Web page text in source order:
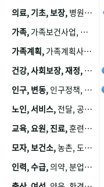
의료, 기초, 보장, 병원, 가정, 연금, 연계, 공적, 일본, 생활, 국민기초생활보장제도, 국민연금, 기금, 저소득층, 근로, 자활, 급여, 환자, 의료비, 모니터링, 한국복지패널, 소득, 지표, 빈곤, 노후, 장애인
가족, 가족보건사업, 산업, 친화, 전국, 출산력
가족계획, 가족계획사업, 가족계획사업평가, 한국가족계획사업, 피임, 보급, 부인, 자궁, 피임약
건강, 사회보장, 재정,
인구, 변동, 인구정책, 저출산, 고령사회, 고령화, 이동, 남북한, 지방자치단체, 컨설팅, 복지정책평가, 집, 사회개발
노인, 서비스, 전달, 공공, 보육, 수요, 공급, 사회서비스, 데이터, 보호, 요양, 아동, 예방, 청소년, 효율, 자원
교육, 요원, 진료,훈련, 보건요원, 마을, 마을건강사업, 보조원, 진료원, 보건진료원, 보건진료원교재
모자, 보건소,농촌, 도시, 금연, 농촌지역, 모자보건사업
인력, 수급,의약, 분업, 식품, 의약품, 의사, 안전